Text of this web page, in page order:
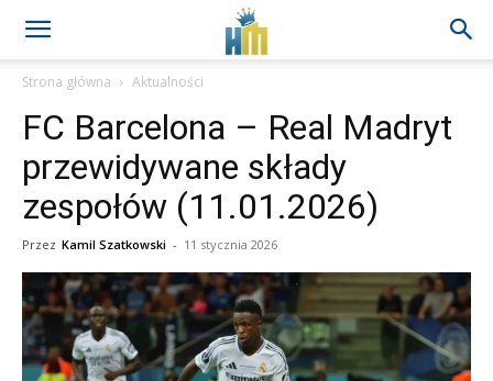
Strona główna Aktualności
FC Barcelona – Real Madryt
przewidywane składy
zespołów (11.01.2026)
Przez Kamil Szatkowski - 11 stycznia 2026